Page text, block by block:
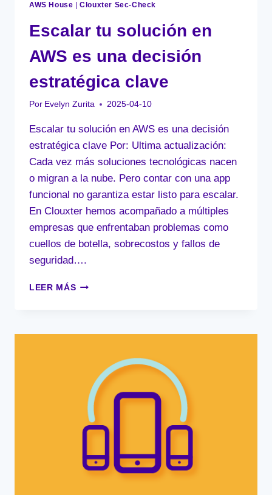
AWS House |Clouxter Sec-Check
Escalar tu solución en
AWS es una decisión
estratégica clave
Por Evelyn Zurita 2025-04-10
Escalar tu solución en AWS es una decisión
estratégica clave Por: Ultima actualización:
Cada vez más soluciones tecnológicas nacen
o migran a la nube. Pero contar con una app
funcional no garantiza estar listo para escalar.
En Clouxter hemos acompañado a múltiples
empresas que enfrentaban problemas como
cuellos de botella, sobrecostos y fallos de
seguridad….
LEER MÁSESCALAR
AWS
DECISIÓN
ESTRATÉGICA
CLAVE